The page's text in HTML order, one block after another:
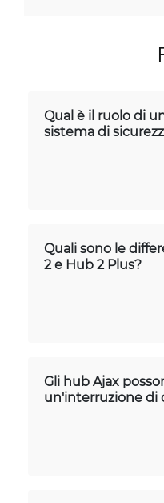
Qual è il ruolo di
sistema di
Quali sono le
2 e Hub 2 Plus?
Gli hub Ajax
un'interruzione di